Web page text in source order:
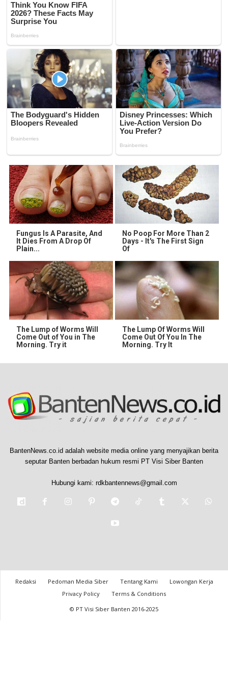
Fungus Is A Parasite, And
It Dies From A Drop Of
Plain...
No Poop For More Than 2
Days - It's The First Sign
Of
The Lump of Worms Will
Come Out of You in The
Morning. Try it
The Lump Of Worms Will
Come Out Of You In The
Morning. Try It
BantenNews.co.id adalah website media online yang menyajikan berita
seputar Banten berbadan hukum resmi PT Visi Siber Banten
Hubungi kami: rdkbantennews@gmail.com
Redaksi Pedoman Media Siber Tentang Kami
Lowongan Kerja
Privacy Policy
Terms & Conditions
© PT Visi Siber Banten 2016-2025